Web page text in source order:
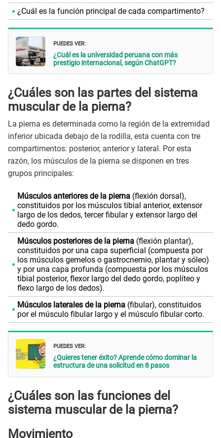
¿Cuál es la función principal de cada compartimento?
PUEDES VER:
¿Cuál es la universidad peruana con más
prestigio internacional, según ChatGPT?
¿Cuáles son las partes del sistema
muscular de la pierna?
La pierna es determinada como la región de la extremidad
inferior ubicada debajo de la rodilla, esta cuenta con tre
compartimentos: posterior, anterior y lateral. Por esta
razón, los músculos de la pierna se disponen en tres
grupos principales:
Músculos anteriores de la pierna(flexión dorsal),
constituidos por los músculos tibial anterior, extensor
largo de los dedos, tercer fibular y extensor largo del
dedo gordo.
Músculos posteriores de la pierna(flexión plantar),
constituidos por una capa superficial (compuesta por
los músculos gemelos o gastrocnemio, plantar y sóleo)
y por una capa profunda (compuesta por los músculos
tibial posterior, flexor largo del dedo gordo, poplíteo y
flexo largo de los dedos).
Músculos laterales de la pierna(fibular), constituidos
por el músculo fibular largo y el músculo fibular corto.
PUEDES VER:
¿Quieres tener éxito? Aprende cómo dominar la
estructura de una solicitud en 8 pasos
¿Cuáles son las funciones del
sistema muscular de la pierna?
Movimiento